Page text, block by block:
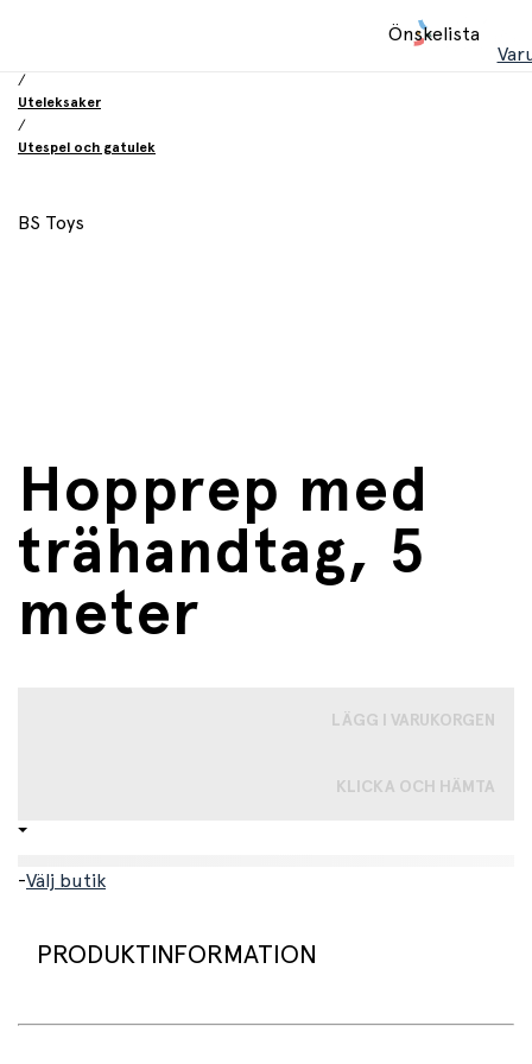
Önskelista
/
Uteleksaker
/
Utespel och gatulek
BS Toys
Hopprep med
trähandtag, 5
meter
LÄGG I VARUKORGEN
KLICKA OCH HÄMTA
-Välj butik
PRODUKTINFORMATION